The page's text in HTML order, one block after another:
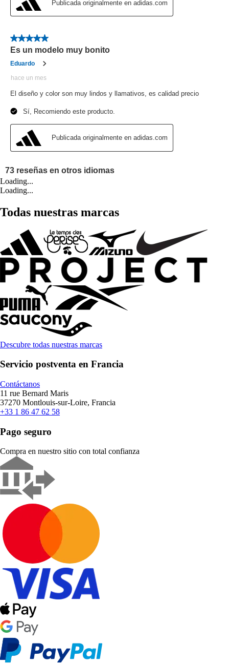
Loading...
Loading...
Todas nuestras marcas
Descubre todas nuestras marcas
Servicio postventa en Francia
Contáctanos
11 rue Bernard Maris
37270 Montlouis-sur-Loire, Francia
+33 1 86 47 62 58
Pago seguro
Compra en nuestro sitio con total confianza